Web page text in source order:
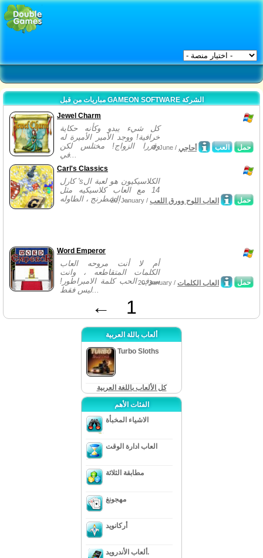
مباريات من قبل GAMEON SOFTWARE الشركة
Jewel Charm
كل شيء يبدو وكأنه حكاية
خرافية! ووجد الأمير الأميرة له
وقررا الزواج! مختلس لكن
في...
حمل العب 9, June / أحاجي
Carl's Classics
كارل 'sالكلاسيكيون هو لعبة ال
14 مع العاب كلاسيكيه مثل
الشطرنج ، الطاوله ،...
حمل 20, January / العاب اللوح وورق اللعب
Word Emperor
أم لا أنت مروحه العاب
الكلمات المتقاطعه ، وانت
سوف الحب كلمة الامبراطور!
ليس فقط...
حمل 20, January / العاب الكلمات
← 1
ألعاب باللة العربية
Turbo Sloths
كل الألعاب باللغة العربية
الفئات الأهم
الاشياء المخبأة
العاب ادارة الوقت
مطابقة الثلاثة
مهجونغ
أركانويد
ألعاب الأندرويد.